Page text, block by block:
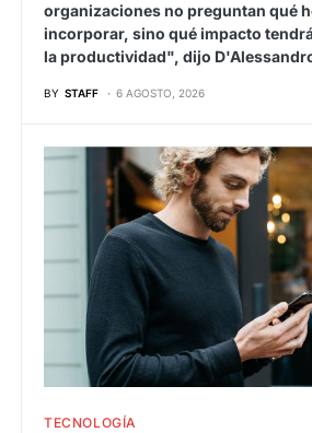
organizaciones no preguntan qué
incorporar, sino qué impacto
la productividad", dijo
BY STAFF 6 AGOSTO, 2026
TECNOLOGÍA